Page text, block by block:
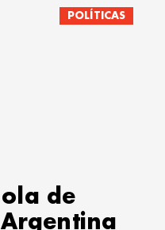
POLÍTICAS
ola de